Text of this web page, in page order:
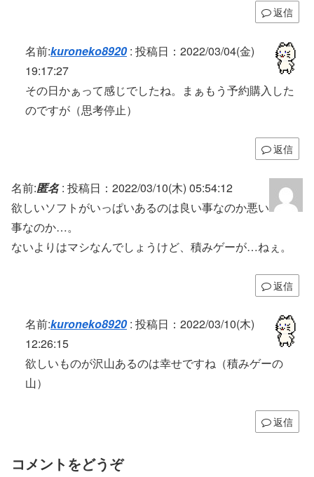
返信
名前:kuroneko8920: 投稿日：2022/03/04(金)
19:17:27
その日かぁって感じでしたね。まぁもう予約購入した
のですが（思考停止）
返信
名前:匿名: 投稿日：2022/03/10(木) 05:54:12
欲しいソフトがいっぱいあるのは良い事なのか悪い
事なのか…。
ないよりはマシなんでしょうけど、積みゲーが…ねぇ。
返信
名前:kuroneko8920: 投稿日：2022/03/10(木)
12:26:15
欲しいものが沢山あるのは幸せですね（積みゲーの
山）
返信
コメントをどうぞ